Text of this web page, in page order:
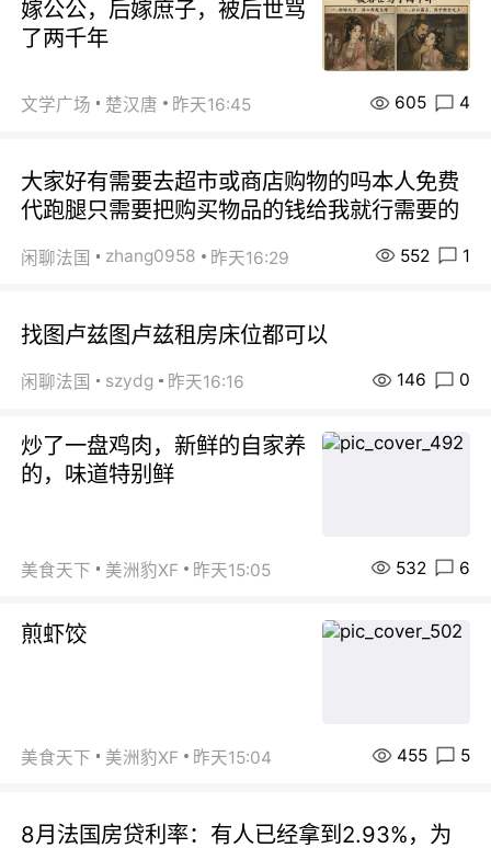
嫁公公，后嫁庶子，被后世骂
了两千年
文学广场 楚汉唐 昨天16:45 605 4
大家好有需要去超市或商店购物的吗本人免费
代跑腿只需要把购买物品的钱给我就行需要的
闲聊法国 zhang0958 昨天16:29 552 1
找图卢兹图卢兹租房床位都可以
闲聊法国 szydg 昨天16:16 146 0
炒了一盘鸡肉，新鲜的自家养
的，味道特别鲜
美食天下 美洲豹XF 昨天15:05 532 6
煎虾饺
美食天下 美洲豹XF 昨天15:04 455 5
8月法国房贷利率：有人已经拿到2.93%，为